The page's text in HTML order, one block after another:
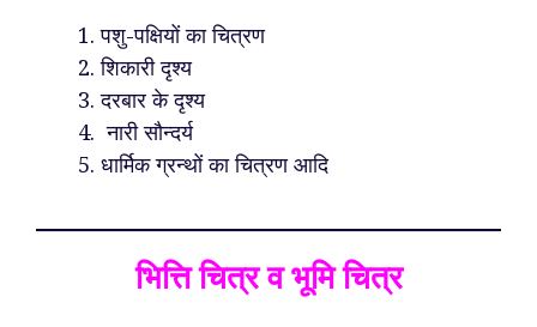
पशु-पक्षियों का चित्रण
शिकारी दृश्य
दरबार के दृश्य
नारी सौन्दर्य
धार्मिक ग्रन्थों का चित्रण आदि
भित्ति चित्र व भूमि चित्र